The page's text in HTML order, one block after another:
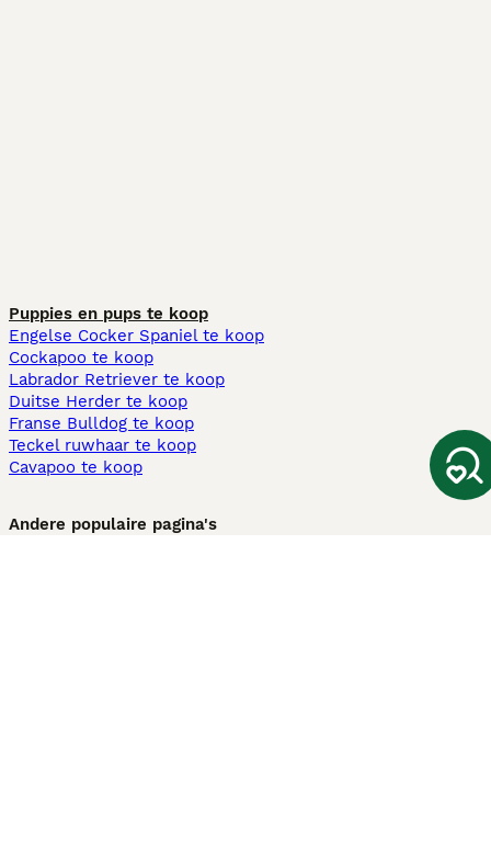
Puppies en pups te koop
Engelse Cocker Spaniel te koop
Cockapoo te koop
Labrador Retriever te koop
Duitse Herder te koop
Franse Bulldog te koop
Teckel ruwhaar te koop
Cavapoo te koop
Andere populaire pagina's